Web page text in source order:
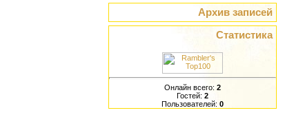
Архив записей
Статистика
Онлайн всего: 2
Гостей: 2
Пользователей: 0